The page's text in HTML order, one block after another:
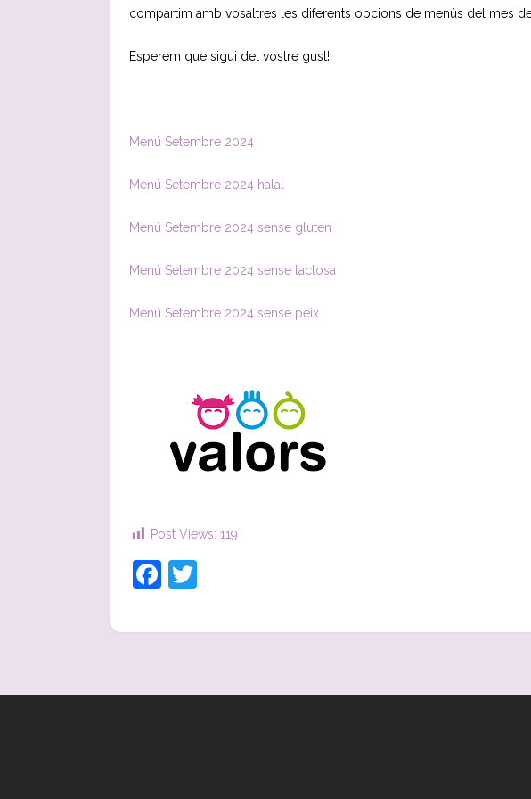
compartim amb vosaltres les diferents opcions de menús del mes
Esperem que sigui del vostre gust!
Menú Setembre 2024
Menú Setembre 2024 halal
Menú Setembre 2024 sense gluten
Menú Setembre 2024 sense lactosa
Menú Setembre 2024 sense peix
Post Views: 119
Facebook